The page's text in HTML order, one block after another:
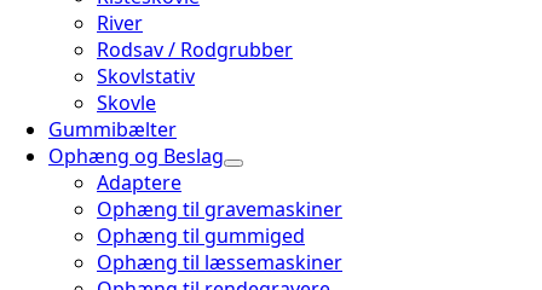
River
Rodsav / Rodgrubber
Skovlstativ
Skovle
Gummibælter
Ophæng og Beslag
Adaptere
Ophæng til gravemaskiner
Ophæng til gummiged
Ophæng til læssemaskiner